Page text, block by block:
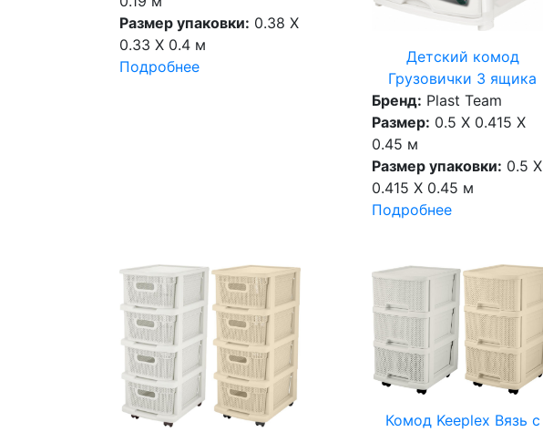
Размер упаковки: 0.38 X
0.33 X 0.4 м
Подробнее
Детский комод
Грузовички 3 ящика
Бренд: Plast Team
Размер: 0.5 X 0.415 X
0.45 м
Размер упаковки: 0.5 X
0.415 X 0.45 м
Подробнее
Комод Keeplex Вязь с